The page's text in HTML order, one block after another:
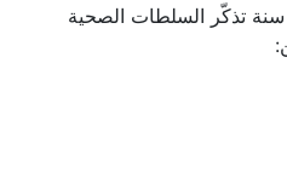
تذكّر السلطات الصحية